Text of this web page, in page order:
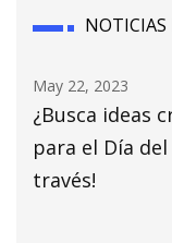
NOTICIAS
May 24, 2023
Podcast de
del día 1 del